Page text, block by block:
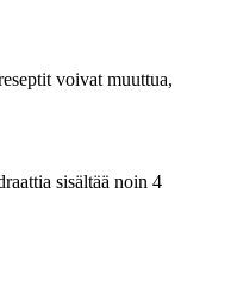
voivat muuttua,
sisältää noin 4